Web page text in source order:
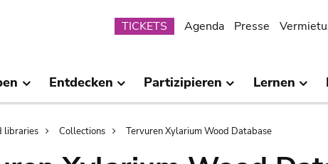
Submenu
TICKETS Agenda Presse
Entdecken Partizipieren Lernen
libraries Collections Tervuren Xylarium Wood Database